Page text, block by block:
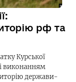
рф та
Курської
виконанням
держави-